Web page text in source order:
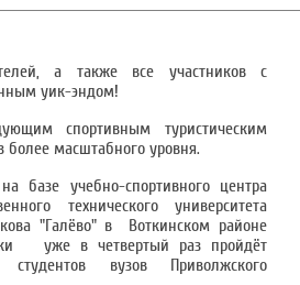
а также все участников с
уик-эндом!
спортивным туристическим
более масштабного уровня.
базе учебно-спортивного центра
технического университета
"Галёво" в Воткинском районе
уже в четвертый раз пройдёт
студентов вузов Приволжского